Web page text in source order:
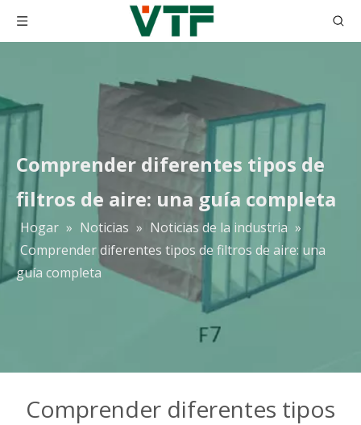
Comprender diferentes tipos de
filtros de aire: una guía completa
Hogar » Noticias » Noticias de la industria »
Comprender diferentes tipos de filtros de aire: una
guía completa
Comprender diferentes tipos